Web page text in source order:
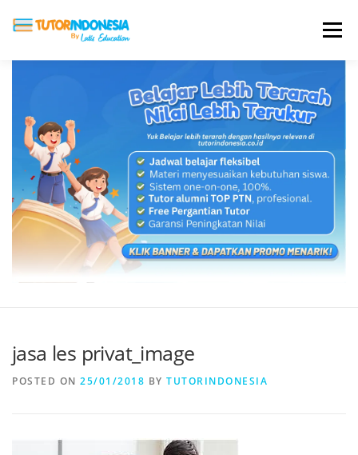
Menu
ABOUT US JADI PENGAJAR
BIAYA LES TESTIMONI PROFIL ALUMNI
BLOG DAFTAR SEKOLAH
jasa les privat_image
POSTED ON 25/01/2018 BY TUTORINDONESIA